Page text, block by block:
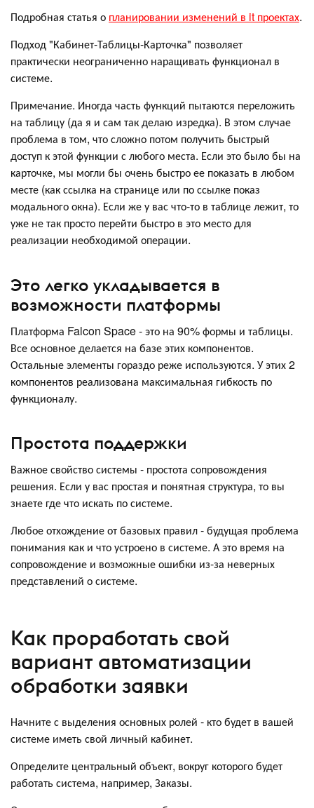
Подробная статья о планировании изменений в it проектах.
Подход "Кабинет-Таблицы-Карточка" позволяет
практически неограниченно наращивать функционал в
системе.
Примечание. Иногда часть функций пытаются переложить
на таблицу (да я и сам так делаю изредка). В этом случае
проблема в том, что сложно потом получить быстрый
доступ к этой функции с любого места. Если это было бы на
карточке, мы могли бы очень быстро ее показать в любом
месте (как ссылка на странице или по ссылке показ
модального окна). Если же у вас что-то в таблице лежит, то
уже не так просто перейти быстро в это место для
реализации необходимой операции.
Это легко укладывается в
возможности платформы
Платформа Falcon Space - это на 90% формы и таблицы.
Все основное делается на базе этих компонентов.
Остальные элементы гораздо реже используются. У этих 2
компонентов реализована максимальная гибкость по
функционалу.
Простота поддержки
Важное свойство системы - простота сопровождения
решения. Если у вас простая и понятная структура, то вы
знаете где что искать по системе.
Любое отхождение от базовых правил - будущая проблема
понимания как и что устроено в системе. А это время на
сопровождение и возможные ошибки из-за неверных
представлений о системе.
Как проработать свой
вариант автоматизации
обработки заявки
Начните с выделения основных ролей - кто будет в вашей
системе иметь свой личный кабинет.
Определите центральный объект, вокруг которого будет
работать система, например, Заказы.